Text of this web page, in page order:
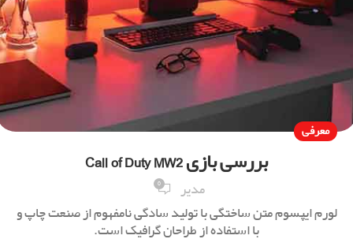
معرفی
بررسی بازی Call of Duty MW2
مدیر 0
لورم ایپسوم متن ساختگی با تولید سادگی نامفهوم از صنعت چاپ و
با استفاده از طراحان گرافیک است.